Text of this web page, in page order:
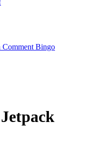
Comment Bingo